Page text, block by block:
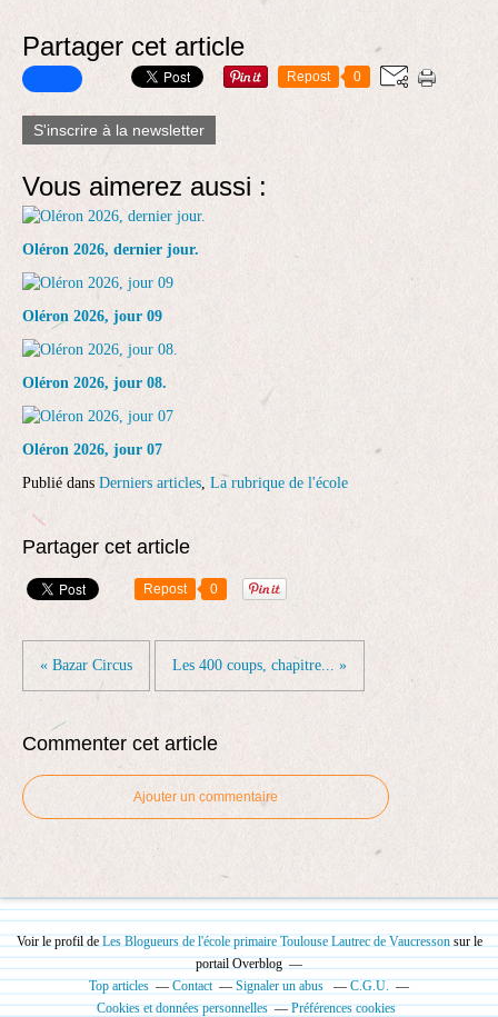
Partager cet article
Repost 0
S'inscrire à la newsletter
Vous aimerez aussi :
Oléron 2026, dernier jour.
Oléron 2026, jour 09
Oléron 2026, jour 08.
Oléron 2026, jour 07
Publié dans Derniers articles, La rubrique de l'école
Partager cet article
Repost 0
« Bazar Circus Les 400 coups, chapitre... »
Commenter cet article
Ajouter un commentaire
Voir le profil de Les Blogueurs de l'école primaire Toulouse Lautrec de Vaucressonsur le
portail Overblog
Top articles
Contact Signaler un abus
C.G.U.
Cookies et données personnelles
Préférences cookies